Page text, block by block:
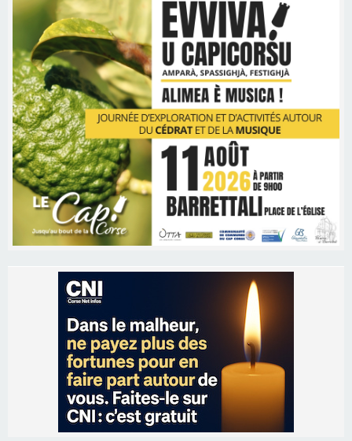
Les brèves
06/08/2026 15:57
Ucciani – Marché des producteurs à Cruculi le
06/08/2026 15:25
Corte – L’association A Nuciola organise une